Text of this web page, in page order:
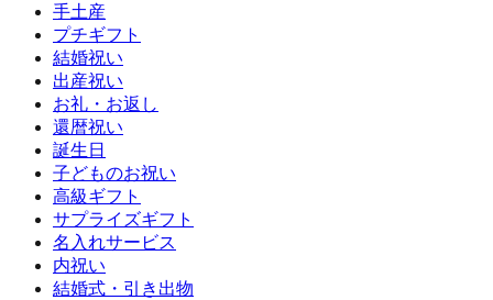
手土産
プチギフト
結婚祝い
出産祝い
お礼・お返し
還暦祝い
誕生日
子どものお祝い
高級ギフト
サプライズギフト
名入れサービス
内祝い
結婚式・引き出物